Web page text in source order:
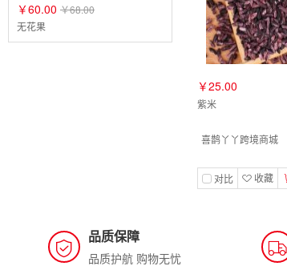
￥60.00 ￥68.00
无花果
￥25.00
紫米
喜鹊丫丫跨境商城
对比 收藏
品质保障
品质护航 购物无忧